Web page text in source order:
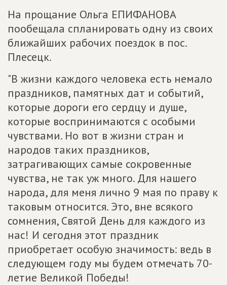
На прощание Ольга ЕПИФАНОВА
пообещала спланировать одну из своих
ближайших рабочих поездок в пос.
Плесецк.
"В жизни каждого человека есть немало
праздников, памятных дат и событий,
которые дороги его сердцу и душе,
которые воспринимаются с особыми
чувствами. Но вот в жизни стран и
народов таких праздников,
затрагивающих самые сокровенные
чувства, не так уж много. Для нашего
народа, для меня лично 9 мая по праву к
таковым относится. Это, вне всякого
сомнения, Святой День для каждого из
нас! И сегодня этот праздник
приобретает особую значимость: ведь в
следующем году мы будем отмечать 70-
летие Великой Победы!